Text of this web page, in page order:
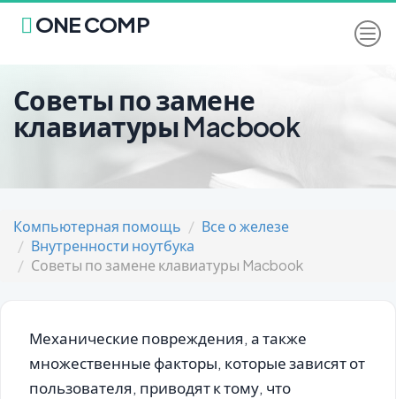
ONE COMP
Советы по замене
клавиатуры Macbook
Компьютерная помощь
Все о железе
Внутренности ноутбука
Советы по замене клавиатуры Macbook
Механические повреждения, а также
множественные факторы, которые зависят от
пользователя, приводят к тому, что